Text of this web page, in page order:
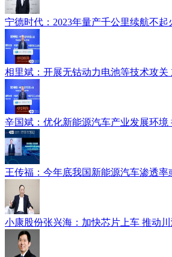
宁德时代：2023年量产千公里续航不
相里斌：开展无钴动力电池等技术攻关
辛国斌：优化新能源汽车产业发展环境
王传福：今年底我国新能源汽车渗透率
小康股份张兴海：加快芯片上车 推动